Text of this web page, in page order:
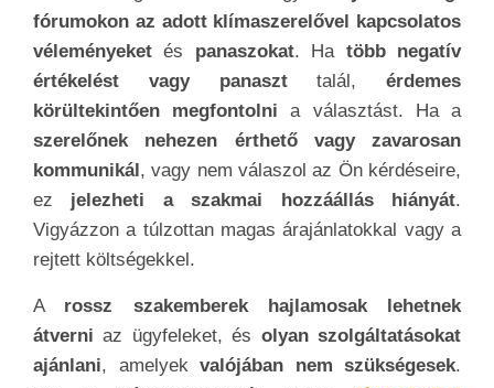
általuk használt alkatrészekre.
Ha aszakember nem kínál garanciát, ez
kérdéseket vet fel a szolgáltatás minőségét
illetően. Arossz klímaszerelő szakember
felismerése érdekébenérdemes alaposan
kutakodni és összehasonlítani több szakember
ajánlatát. Mindig kérjen referenciákat és
véleményeketaz előző ügyfelektől, ésne
habozzon feltenni a szükséges kérdéseket
elkerülni a problémákat és
biztosítani a klímaberendezés
vagy légtechnikai
rendszer megbízható működését.